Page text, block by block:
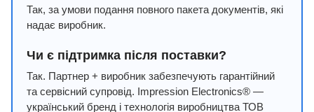
Так, за умови подання повного пакета документів, які
надає виробник.
Чи є підтримка після поставки?
Так. Партнер + виробник забезпечують гарантійний
та сервісний супровід. Impression Electronics® —
український бренд і технологія виробництва ТОВ